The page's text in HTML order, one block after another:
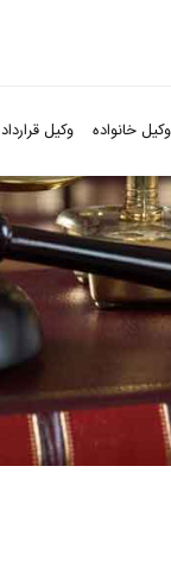
وکیل خانواده وکیل قرارداد